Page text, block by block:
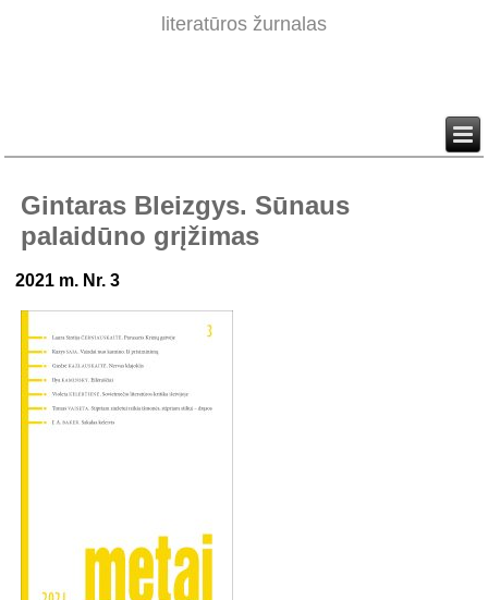
literatūros žurnalas
Gintaras Bleizgys. Sūnaus
palaidūno grįžimas
2021 m. Nr. 3